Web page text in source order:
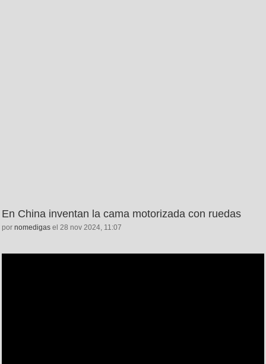
En China inventan la cama motorizada con ruedas
por nomedigas el 28 nov 2024, 11:07